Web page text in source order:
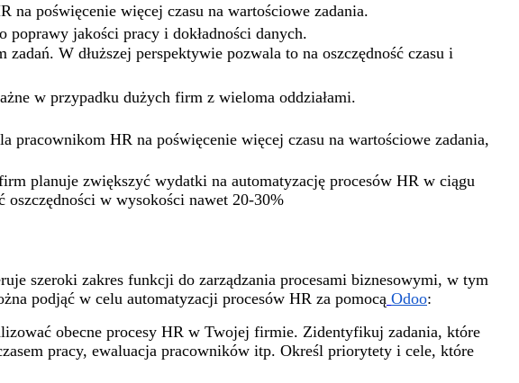
poświęcenie więcej czasu na wartościowe zadania.
jakości pracy i dokładności danych.
W dłuższej perspektywie pozwala to na oszczędność czasu i
w przypadku dużych firm z wieloma oddziałami.
HR na poświęcenie więcej czasu na wartościowe zadania,
planuje zwiększyć wydatki na automatyzację procesów HR w ciągu
oszczędności w wysokości nawet 20-30%
szeroki zakres funkcji do zarządzania procesami biznesowymi, w tym
podjąć w celu automatyzacji procesów HR za pomocą Odoo:
obecne procesy HR w Twojej firmie. Zidentyfikuj zadania, które
pracy, ewaluacja pracowników itp. Określ priorytety i cele, które